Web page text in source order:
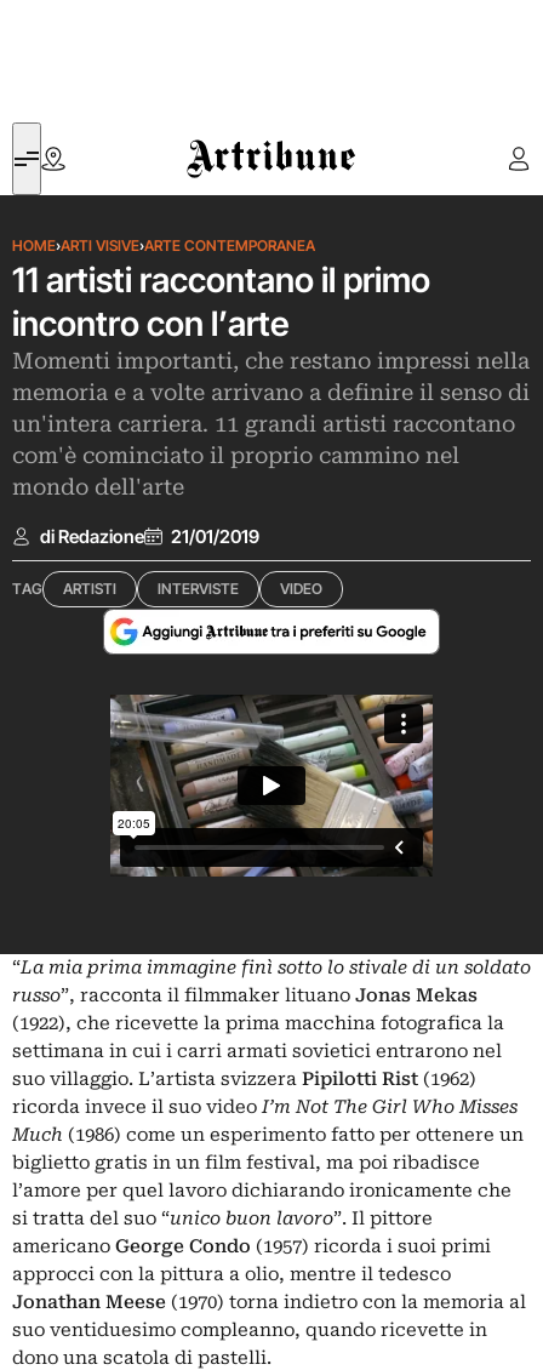
Artribune
HOME›ARTI VISIVE›ARTE CONTEMPORANEA
11 artisti raccontano il primo
incontro con l’arte
Momenti importanti, che restano impressi nella
memoria e a volte arrivano a definire il senso di
un'intera carriera. 11 grandi artisti raccontano
com'è cominciato il proprio cammino nel
mondo dell'arte
di Redazione 21/01/2019
TAG ARTISTI INTERVISTE VIDEO
“La mia prima immagine finì sotto lo stivale di un soldato
russo”, racconta il filmmaker lituano Jonas Mekas
(1922), che ricevette la prima macchina fotografica la
settimana in cui i carri armati sovietici entrarono nel
suo villaggio. L’artista svizzera Pipilotti Rist (1962)
ricorda invece il suo videoI’m Not The Girl Who Misses
Much (1986) come un esperimento fatto per ottenere un
biglietto gratis in un film festival, ma poi ribadisce
l’amore per quel lavoro dichiarando ironicamente che
si tratta del suo “unico buon lavoro”. Il pittore
americano George Condo (1957) ricorda i suoi primi
approcci con la pittura a olio, mentre il tedesco
Jonathan Meese (1970) torna indietro con la memoria al
suo ventiduesimo compleanno, quando ricevette in
dono una scatola di pastelli.